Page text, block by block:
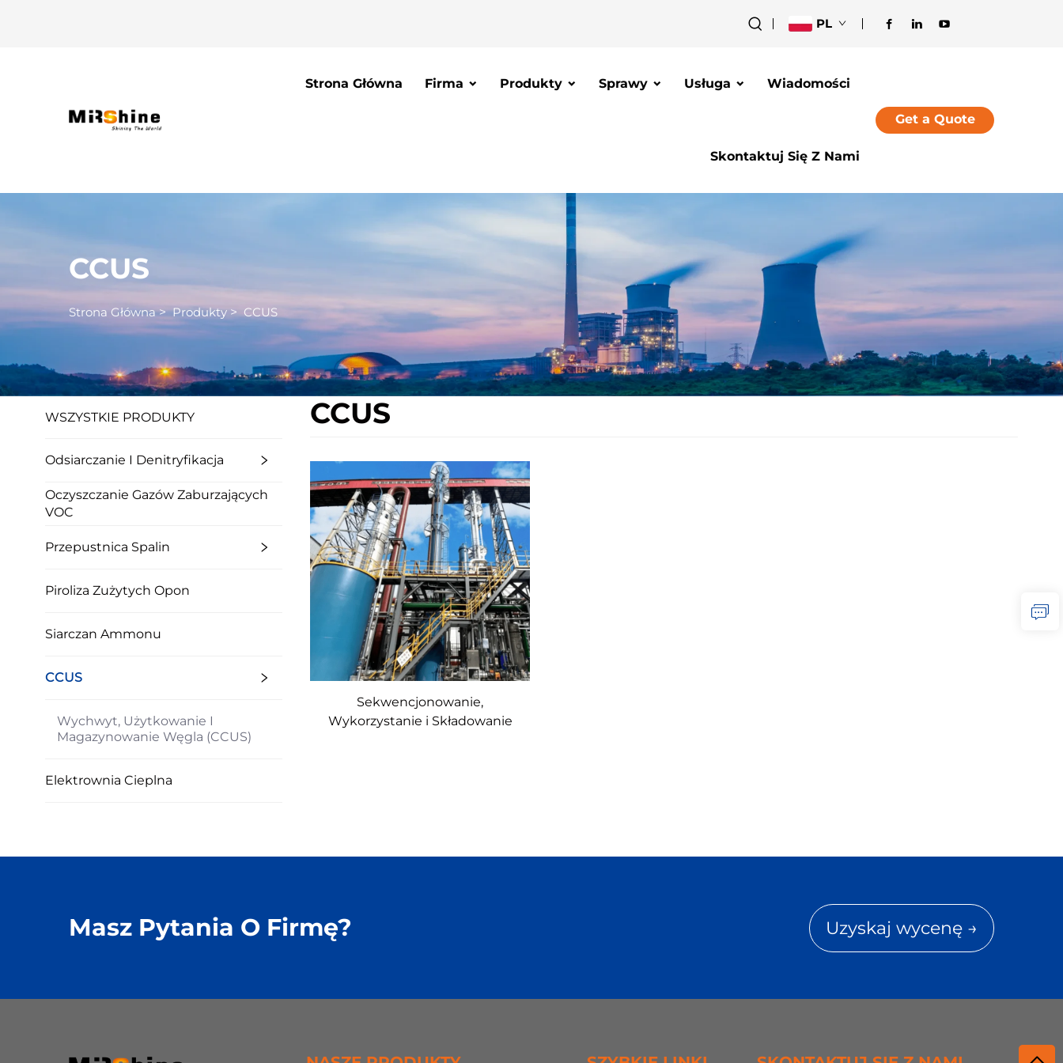
PL
Strona Główna Firma Produkty Sprawy Usługa Wiadomości
Skontaktuj Się Z Nami
Get a Quote
CCUS
Strona Główna>Produkty>CCUS
WSZYSTKIE PRODUKTY
Odsiarczanie I Denitryfikacja
Oczyszczanie Gazów Zaburzających
VOC
Przepustnica Spalin
Piroliza Zużytych Opon
Siarczan Ammonu
CCUS
Wychwyt, Użytkowanie I
Magazynowanie Węgla (CCUS)
Elektrownia Cieplna
CCUS
Sekwencjonowanie,
Wykorzystanie i Składowanie
Masz Pytania O Firmę? Uzyskaj wycenę →